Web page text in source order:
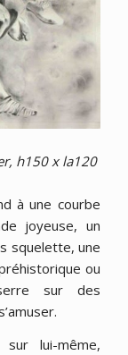
h150 x la120
à une courbe
joyeuse, un
squelette, une
ou
sur des
sur lui-même,